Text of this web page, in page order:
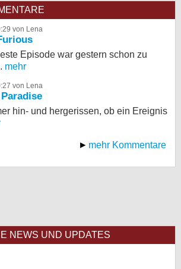
von Lena
Episode war gestern schon zu
mehr
von Lena
hin- und hergerissen, ob ein Ereignis
mehr Kommentare
NEWS UND UPDATES